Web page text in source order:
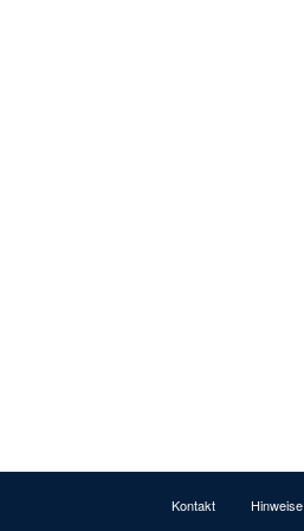
Kontakt Hinweise